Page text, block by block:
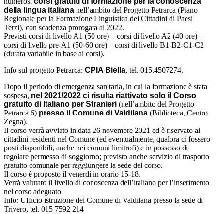
della lingua italiana nell’ambito del Progetto Petrarca (Piano
Regionale per la Formazione Linguistica dei Cittadini di Paesi
Terzi), con scadenza prorogata al 2022.
Previsti corsi di livello A1 (50 ore) – corsi di livello A2 (40 ore) –
corsi di livello pre-A1 (50-60 ore) – corsi di livello B1-B2-C1-C2
(durata variabile in base ai corsi).
Info sul progetto Petrarca: CPIA Biella, tel. 015.4507274.
Dopo il periodo di emergenza sanitaria, in cui la formazione è stata
sospesa, nel 2021/2022 ci risulta riattivato solo il Corso
gratuito di Italiano per Stranieri (nell’ambito del Progetto
Petrarca 6) presso il Comune di Valdilana (Biblioteca, Centro
Zegna).
Il corso verrà avviato in data 26 novembre 2021 ed è riservato ai
cittadini residenti nel Comune (ed eventualmente, qualora ci fossero
posti disponibili, anche nei comuni limitrofi) e in possesso di
regolare permesso di soggiorno; previsto anche servizio di trasporto
gratuito comunale per raggiungere la sede del corso.
Il corso è proposto il venerdì in orario 15-18.
Verrà valutato il livello di conoscenza dell’italiano per l’inserimento
nel corso adeguato.
Info: Ufficio istruzione del Comune di Valdilana presso la sede di
Trivero, tel. 015 7592 214